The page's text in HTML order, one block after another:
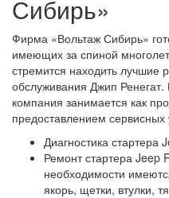
Сибирь»
Фирма «Вольтаж Сибирь»
имеющих за спиной
стремится находить лучшие
обслуживания Джип
компания занимается как
предоставлением сервисных
Диагностика стартера
Ремонт стартера Jeep
необходимости
якорь, щетки, втулки,